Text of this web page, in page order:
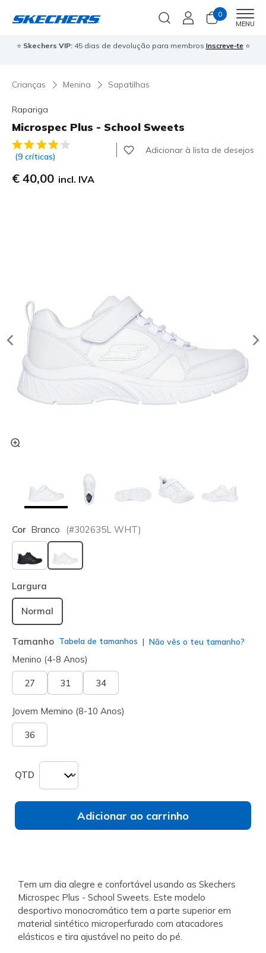
0
MENU
⭐ Skechers VIP:45 dias de devolução para membros Inscreve-te ⭐
Crianças Menina Sapatilhas
Rapariga
Microspec Plus - School Sweets
4$2 de 5 – Classificação do cliente
(9 críticas)
Adicionar à lista de desejos
€ 40,00 incl. IVA
Cor Branco (#302635L WHT)
selecionado
Largura
Normal
Tamanho Tabela de tamanhos Não vês o teu tamanho?
Menino (4-8 Anos)
27 31 34
Jovem Memino (8-10 Anos)
36
QTD
Adicionar ao carrinho
Tem um dia alegre e confortável usando as Skechers
Microspec Plus - School Sweets. Este modelo
desportivo monocromático tem a parte superior em
material sintético microperfurado com atacadores
elásticos e tira ajustável no peito do pé.